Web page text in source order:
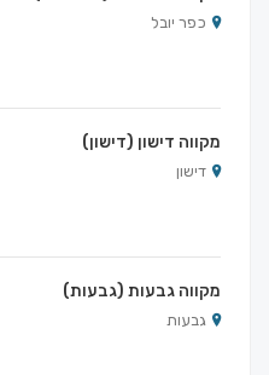
כפר יובל
מקווה דישון (דישון)
דישון
מקווה גבעות (גבעות)
גבעות